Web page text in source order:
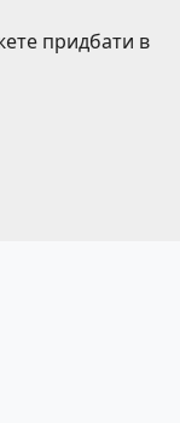
придбати в